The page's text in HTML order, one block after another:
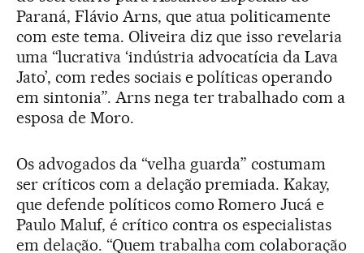
Paraná, Flávio Arns, que atua politicamente
com este tema. Oliveira diz que isso revelaria
uma “lucrativa ‘indústria advocatícia da Lava
Jato’, com redes sociais e políticas operando
em sintonia”. Arns nega ter trabalhado com a
esposa de Moro.
Os advogados da “velha guarda” costumam
ser críticos com a delação premiada. Kakay,
que defende políticos como Romero Jucá e
Paulo Maluf, é crítico contra os especialistas
em delação. “Quem trabalha com colaboração